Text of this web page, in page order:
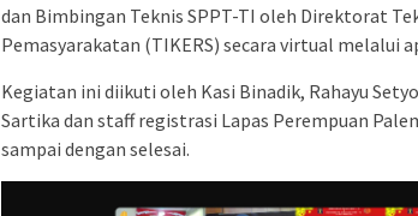
dan Bimbingan Teknis SPPT-TI oleh Direktorat
Pemasyarakatan (TIKERS) secara virtual melalui
Kegiatan ini diikuti oleh Kasi Binadik, Rahayu
Sartika dan staff registrasi Lapas Perempuan
sampai dengan selesai.